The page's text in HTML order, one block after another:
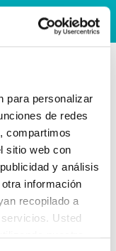
para personalizar
de redes
compartimos
sitio web con
y análisis
información
recopilado a
Usted